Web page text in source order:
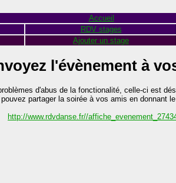
Accueil
RDV stages
Ajouter un stage
l'évènement à
d'abus de la fonctionalité, celle-ci est
partager la soirée à vos amis en donnant
http://www.rdvdanse.fr//